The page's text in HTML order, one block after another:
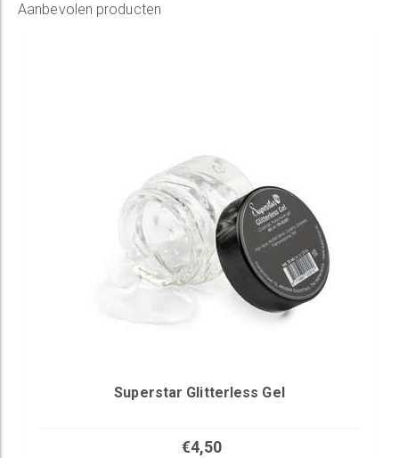
Aanbevolen producten
Superstar Glitterless Gel
€4,50